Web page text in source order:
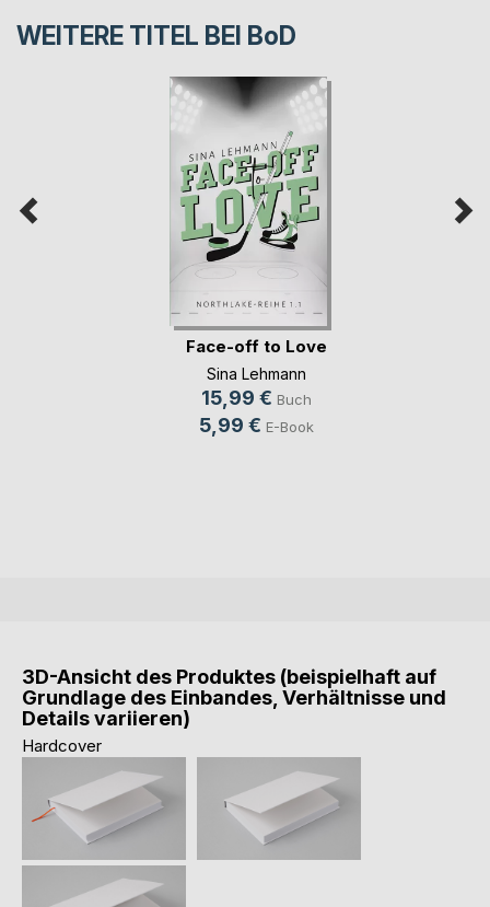
WEITERE TITEL BEI BoD
Face-off to Love
Sina Lehmann
15,99 € Buch
5,99 € E-Book
3D-Ansicht des Produktes (beispielhaft auf
Grundlage des Einbandes, Verhältnisse und
Details variieren)
Hardcover